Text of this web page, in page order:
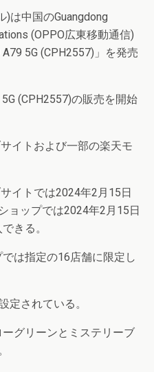
)は中国のGuangdong
(OPPO広東移動通信)
5G (CPH2557)」を発売
(CPH2557)の販売を開始
イトおよび一部の楽天モ
イトでは2024年2月15日
ョップでは2024年2月15日
きる。
は指定の16店舗に限定し
定されている。
グリーンとミステリーブ